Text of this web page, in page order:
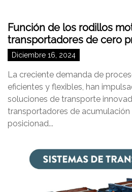
Función de los rodillos
transportadores de cero
Diciembre 16, 2024
La creciente demanda de
eficientes y flexibles, han
soluciones de transporte
transportadores de acumulación
posicionad...